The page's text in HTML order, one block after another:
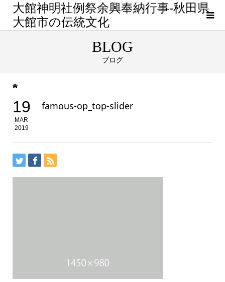
大館神明社例祭余興奉納行事-秋田県
大館市の伝統文化
BLOG
ブログ
19
MAR
2019
famous-op_top-slider